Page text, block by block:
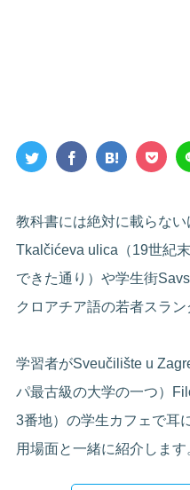
教科書には絶対に載らな
Tkalčićeva ulica（19世紀
できた通り）や学生街
クロアチア語の若者スラン
学習者がSveučilište u
パ最古級の大学の一つ）
3番地）の学生カフェで耳
用場面と一緒に紹介します